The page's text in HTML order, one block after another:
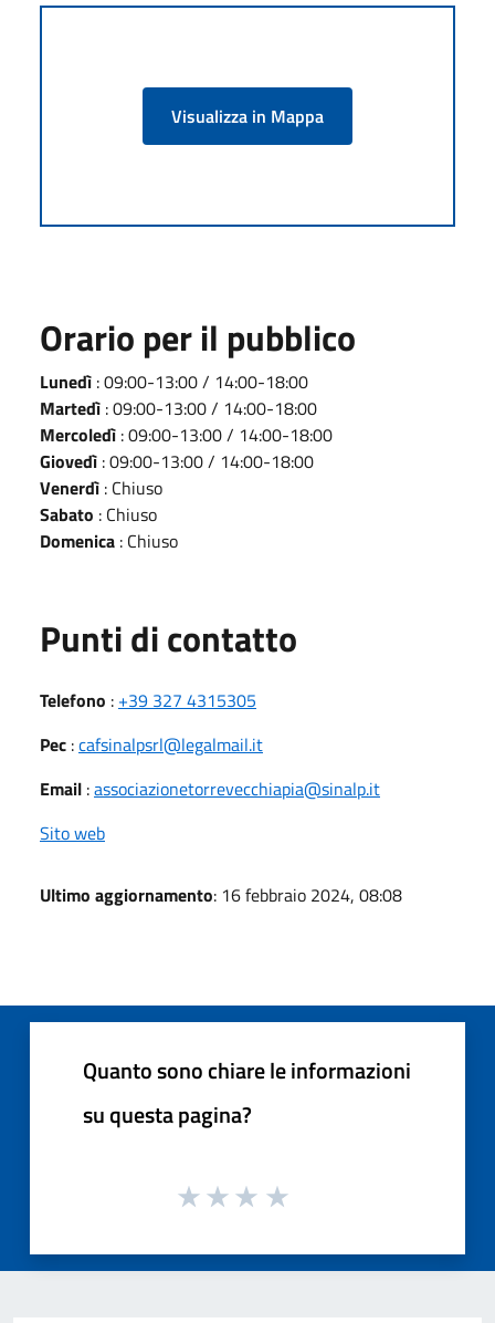
Visualizza in Mappa
Orario per il pubblico
Lunedì : 09:00-13:00 / 14:00-18:00
Martedì : 09:00-13:00 / 14:00-18:00
Mercoledì : 09:00-13:00 / 14:00-18:00
Giovedì : 09:00-13:00 / 14:00-18:00
Venerdì : Chiuso
Sabato : Chiuso
Domenica : Chiuso
Punti di contatto
Telefono : +39 327 4315305
Pec :cafsinalpsrl@legalmail.it
Email :associazionetorrevecchiapia@sinalp.it
Sito web
Ultimo aggiornamento: 16 febbraio 2024, 08:08
Quanto sono chiare le informazioni
su questa pagina?